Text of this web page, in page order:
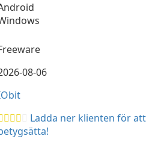
08-06
Ladda ner klienten för att